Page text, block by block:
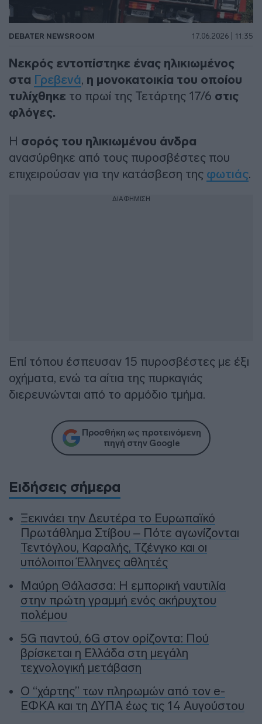
DEBATER NEWSROOM 17.06.2026 | 11:35
Νεκρός εντοπίστηκε ένας ηλικιωμένος
στα Γρεβενά, η μονοκατοικία του οποίου
τυλίχθηκε το πρωί της Τετάρτης 17/6 στις
φλόγες.
Η σορός του ηλικιωμένου άνδρα
ανασύρθηκε από τους πυροσβέστες που
επιχειρούσαν για την κατάσβεση της φωτιάς.
ΔΙΑΦΗΜΙΣΗ
Επί τόπου έσπευσαν 15 πυροσβέστες με έξι
οχήματα, ενώ τα αίτια της πυρκαγιάς
διερευνώνται από το αρμόδιο τμήμα.
Προσθήκη ως προτεινόμενη
πηγή στην Google
Ειδήσεις σήμερα
Ξεκινάει την Δευτέρα το Ευρωπαϊκό
Πρωτάθλημα Στίβου – Πότε αγωνίζονται
Τεντόγλου, Καραλής, Τζένγκο και οι
υπόλοιποι Έλληνες αθλητές
Μαύρη Θάλασσα: Η εμπορική ναυτιλία
στην πρώτη γραμμή ενός ακήρυχτου
πολέμου
5G παντού, 6G στον ορίζοντα: Πού
βρίσκεται η Ελλάδα στη μεγάλη
τεχνολογική μετάβαση
Ο “χάρτης” των πληρωμών από τον e-
ΕΦΚΑ και τη ΔΥΠΑ έως τις 14 Αυγούστου